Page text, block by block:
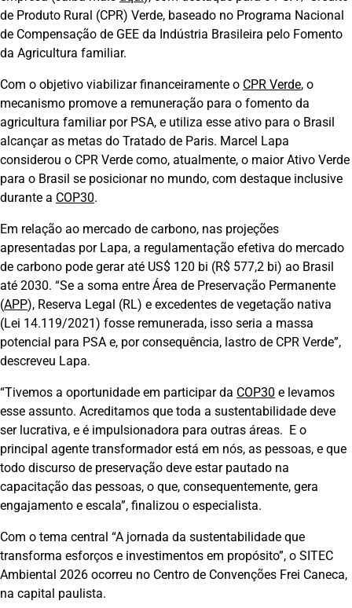
de Produto Rural (CPR) Verde, baseado no Programa Nacional
de Compensação de GEE da Indústria Brasileira pelo Fomento
da Agricultura familiar.
Com o objetivo viabilizar financeiramente o CPR Verde, o
mecanismo promove a remuneração para o fomento da
agricultura familiar por PSA, e utiliza esse ativo para o Brasil
alcançar as metas do Tratado de Paris. Marcel Lapa
considerou o CPR Verde como, atualmente, o maior Ativo Verde
para o Brasil se posicionar no mundo, com destaque inclusive
durante a COP30.
Em relação ao mercado de carbono, nas projeções
apresentadas por Lapa, a regulamentação efetiva do mercado
de carbono pode gerar até US$ 120 bi (R$ 577,2 bi) ao Brasil
até 2030. “Se a soma entre Área de Preservação Permanente
(APP), Reserva Legal (RL) e excedentes de vegetação nativa
(Lei 14.119/2021) fosse remunerada, isso seria a massa
potencial para PSA e, por consequência, lastro de CPR Verde”,
descreveu Lapa.
“Tivemos a oportunidade em participar da COP30 e levamos
esse assunto. Acreditamos que toda a sustentabilidade deve
ser lucrativa, e é impulsionadora para outras áreas. E o
principal agente transformador está em nós, as pessoas, e que
todo discurso de preservação deve estar pautado na
capacitação das pessoas, o que, consequentemente, gera
engajamento e escala”, finalizou o especialista.
Com o tema central “A jornada da sustentabilidade que
transforma esforços e investimentos em propósito”, o SITEC
Ambiental 2026 ocorreu no Centro de Convenções Frei Caneca,
na capital paulista.